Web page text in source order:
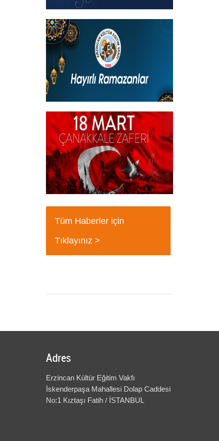
Kadir Gecemiz Mübarek Olsun
+
Hayırlı Ramazanlar
+
18 Mart Çanakkale Şehitleri Mesajı
+
Tüm Haberler için
Tıklayınız >
Adres
Erzincan Kültür Eğitim Vakfı
İskenderpaşa Mahallesi Dolap Caddesi
No:1 Kıztaşı Fatih / İSTANBUL